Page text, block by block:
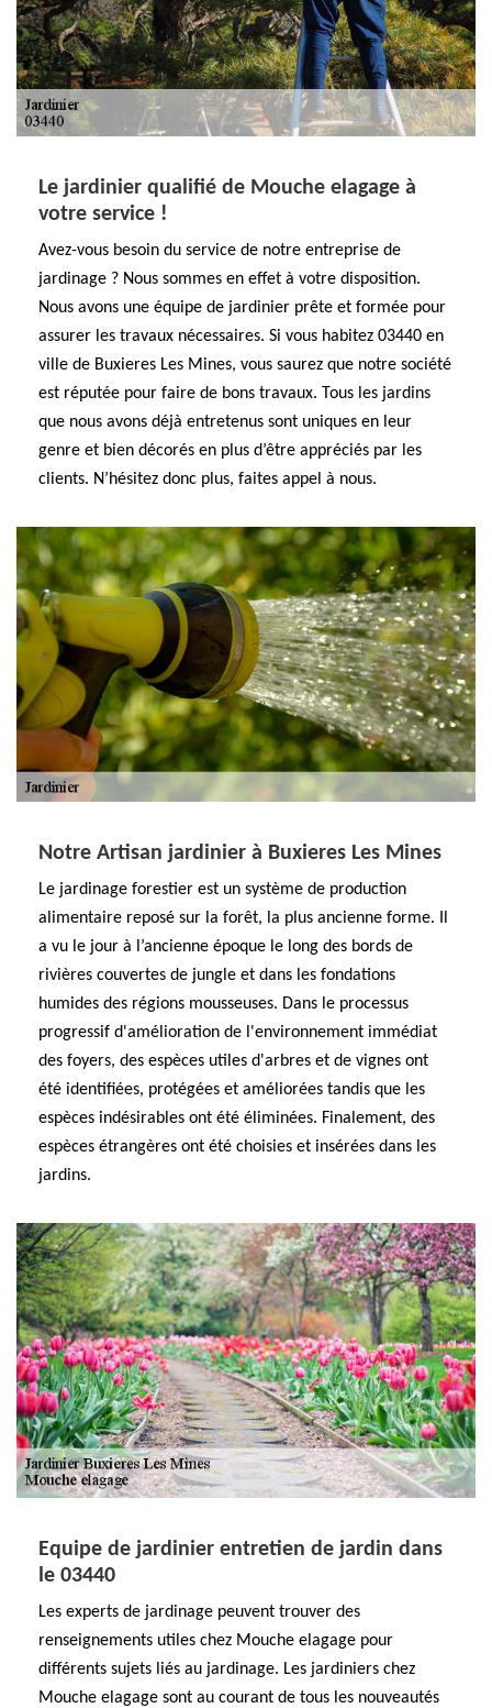
Le jardinier qualifié de Mouche elagage à
votre service !
Avez-vous besoin du service de notre entreprise de
jardinage ? Nous sommes en effet à votre disposition.
Nous avons une équipe de jardinier prête et formée pour
assurer les travaux nécessaires. Si vous habitez 03440 en
ville de Buxieres Les Mines, vous saurez que notre société
est réputée pour faire de bons travaux. Tous les jardins
que nous avons déjà entretenus sont uniques en leur
genre et bien décorés en plus d’être appréciés par les
clients. N’hésitez donc plus, faites appel à nous.
Notre Artisan jardinier à Buxieres Les Mines
Le jardinage forestier est un système de production
alimentaire reposé sur la forêt, la plus ancienne forme. Il
a vu le jour à l’ancienne époque le long des bords de
rivières couvertes de jungle et dans les fondations
humides des régions mousseuses. Dans le processus
progressif d'amélioration de l'environnement immédiat
des foyers, des espèces utiles d'arbres et de vignes ont
été identifiées, protégées et améliorées tandis que les
espèces indésirables ont été éliminées. Finalement, des
espèces étrangères ont été choisies et insérées dans les
jardins.
Equipe de jardinier entretien de jardin dans
le 03440
Les experts de jardinage peuvent trouver des
renseignements utiles chez Mouche elagage pour
différents sujets liés au jardinage. Les jardiniers chez
Mouche elagage sont au courant de tous les nouveautés